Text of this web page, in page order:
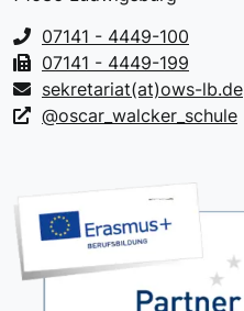
07141 - 4449-100
07141 - 4449-199
sekretariat(at)ows-lb.de
@oscar_walcker_schule